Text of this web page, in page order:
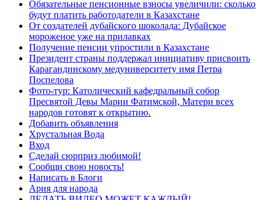
Обязательные пенсионные взносы увеличили: сколько
будут платить работодатели в Казахстане
От создателей дубайского шоколада: Дубайское
мороженое уже на прилавках
Получение пенсии упростили в Казахстане
Президент страны поддержал инициативу присвоить
Карагандинскому медуниверситету имя Петра
Поспелова
Фото-тур: Католический кафедральный собор
Пресвятой Девы Марии Фатимской, Матери всех
народов готовят к открытию.
Добавить объявления
Хрустальная Вода
Вход
Сделай сюрприз любимой!
Сообщи свою новость!
Написать в Блоги
Ария для народа